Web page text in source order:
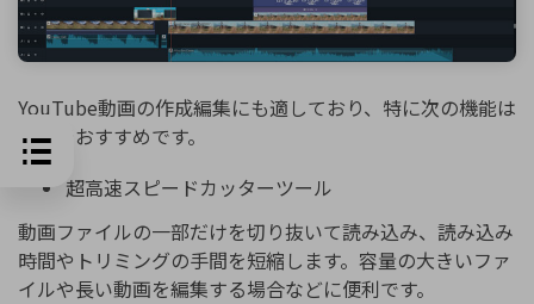
YouTube動画の作成編集にも適しており、特に次の機能は
便利でおすすめです。
超高速スピードカッターツール
動画ファイルの一部だけを切り抜いて読み込み、読み込み
時間やトリミングの手間を短縮します。容量の大きいファ
イルや長い動画を編集する場合などに便利です。